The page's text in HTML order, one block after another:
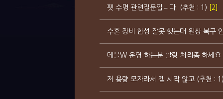
펫 수명 관련질문입니다. (추천 : 1) [2]
수혼 장비 합성 잘못 햇는대 원상 복구
데블W 운영 하는분 빨랑 처리좀 하세
저 용량 모자라서 겜 시작 않고 (추천 :